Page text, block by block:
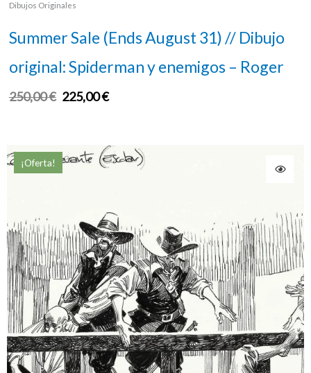
Dibujos Originales
Summer Sale (Ends August 31) // Dibujo
original: Spiderman y enemigos – Roger
250,00€ 225,00€
¡Oferta!